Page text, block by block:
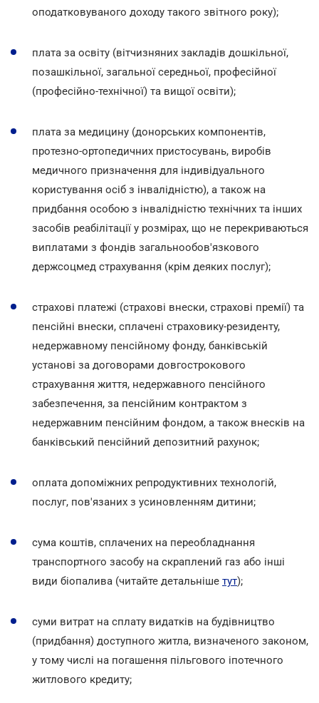
оподатковуваного доходу такого звітного року);
плата за освіту (вітчизняних закладів дошкільної,
позашкільної, загальної середньої, професійної
(професійно-технічної) та вищої освіти);
плата за медицину (донорських компонентів,
протезно-ортопедичних пристосувань, виробів
медичного призначення для індивідуального
користування осіб з інвалідністю), а також на
придбання особою з інвалідністю технічних та інших
засобів реабілітації у розмірах, що не перекриваються
виплатами з фондів загальнообов'язкового
держсоцмед страхування (крім деяких послуг);
страхові платежі (страхові внески, страхові премії) та
пенсійні внески, сплачені страховику-резиденту,
недержавному пенсійному фонду, банківській
установі за договорами довгострокового
страхування життя, недержавного пенсійного
забезпечення, за пенсійним контрактом з
недержавним пенсійним фондом, а також внесків на
банківський пенсійний депозитний рахунок;
оплата допоміжних репродуктивних технологій,
послуг, пов'язаних з усиновленням дитини;
сума коштів, сплачених на переобладнання
транспортного засобу на скраплений газ або інші
види біопалива (читайте детальніше тут);
суми витрат на сплату видатків на будівництво
(придбання) доступного житла, визначеного законом,
у тому числі на погашення пільгового іпотечного
житлового кредиту;